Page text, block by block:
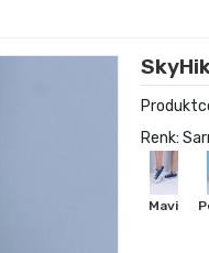
Renk: Sarı
Mavi